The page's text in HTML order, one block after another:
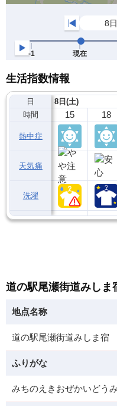
生活指数情報
日
時間
熱中症
天気痛
洗濯
8日(土)
15 18
道の駅尾瀬街道みしま
地点名称
道の駅尾瀬街道みしま宿
ふりがな
みちのえきおぜかいどう